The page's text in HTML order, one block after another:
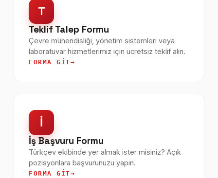
T
Teklif Talep Formu
Çevre mühendisliği, yönetim sistemleri veya
laboratuvar hizmetlerimiz için ücretsiz teklif alın.
FORMA GIT
İ
İş Başvuru Formu
Türkçev ekibinde yer almak ister misiniz? Açık
pozisyonlara başvurunuzu yapın.
FORMA GIT